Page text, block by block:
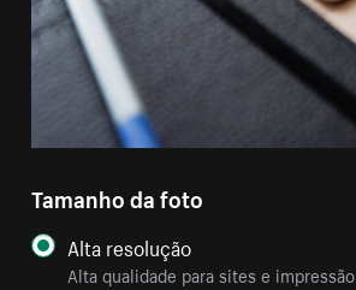
Tamanho da foto
Alta resolução
Alta qualidade para sites e impressão